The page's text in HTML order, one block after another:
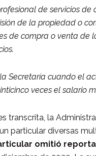
de servicios
de la propiedad o
de compra o venta de
Secretaría cuando el
veces el salario
transcrita, la
particular diversas
omitió